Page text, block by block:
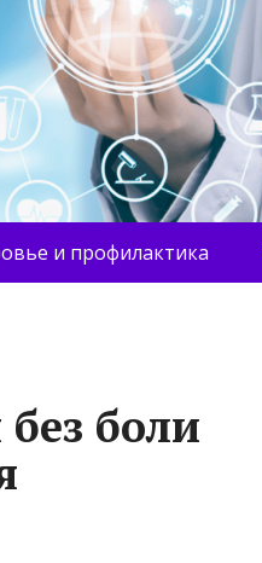
и профилактика
боли